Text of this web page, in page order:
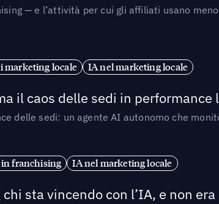
— e l’attività per cui gli affiliati usano
marketing locale IA nel marketing locale
il caos delle sedi in performance
delle sedi: un agente AI autonomo che
franchising IA nel marketing locale
sta vincendo con l’IA, e non